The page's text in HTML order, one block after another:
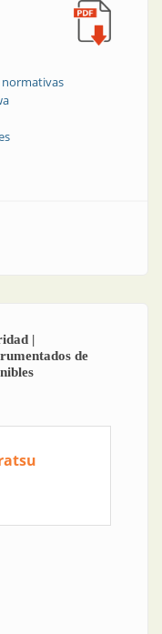
normativas
cambio IT/OT | El desafío
|
de